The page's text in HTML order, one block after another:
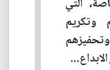
وتكريم